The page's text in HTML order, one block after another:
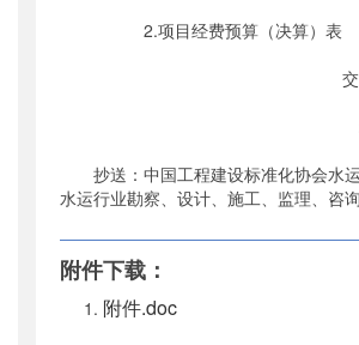
2.项目经费预算（决算）表
抄送：中国工程建设标准化协会水运
水运行业勘察、设计、施工、监理、咨询
附件下载：
附件.doc